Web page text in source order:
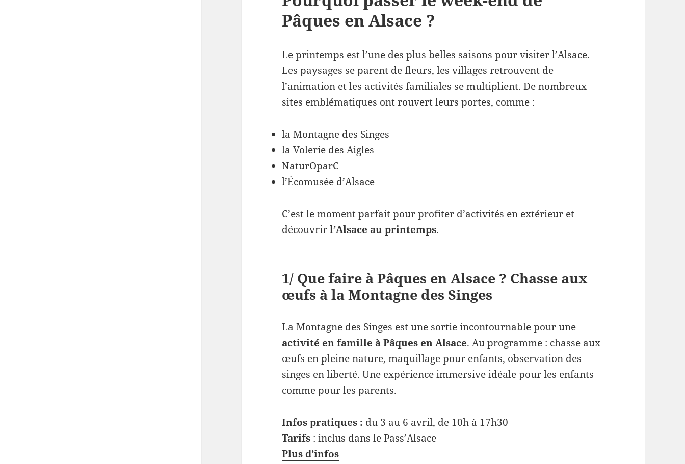
Pâques en Alsace ?
Le printemps est l’une des plus belles saisons pour visiter l’Alsace.
Les paysages se parent de fleurs, les villages retrouvent de
l’animation et les activités familiales se multiplient. De nombreux
sites emblématiques ont rouvert leurs portes, comme :
la Montagne des Singes
la Volerie des Aigles
NaturOparC
l’Écomusée d’Alsace
C’est le moment parfait pour profiter d’activités en extérieur et
découvrirl’Alsace au printemps.
1/ Que faire à Pâques en Alsace ? Chasse aux
œufs à la Montagne des Singes
La Montagne des Singes est une sortie incontournable pour une
activité en famille à Pâques en Alsace. Au programme : chasse aux
œufs en pleine nature, maquillage pour enfants, observation des
singes en liberté. Une expérience immersive idéale pour les enfants
comme pour les parents.
Infos pratiques : du 3 au 6 avril, de 10h à 17h30
Tarifs : inclus dans le Pass’Alsace
Plus d’infos